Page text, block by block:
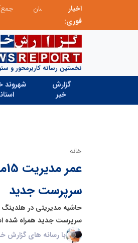
اخبار
فوری:
منطقه برق لواسان جمع‌آوری 183 برق غیرمجاز در شانزدهمین مانور سراسری طرح مهتاب در استان تهران
نخستین رسانه کاربرمحور و
گزارش
خبر
شهروند
خانه
سرپرست جدید
سرپرست جدید همراه شده
با رسانه های گزارش